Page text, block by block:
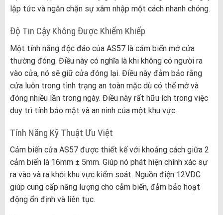
lập tức và ngăn chặn sự xâm nhập một cách nhanh chóng.
Độ Tin Cậy Không Được Khiếm Khiếp
Một tính năng độc đáo của AS57 là cảm biến mở cửa
thường đóng. Điều này có nghĩa là khi không có người ra
vào cửa, nó sẽ giữ cửa đóng lại. Điều này đảm bảo rằng
cửa luôn trong tình trạng an toàn mặc dù có thể mở và
đóng nhiều lần trong ngày. Điều này rất hữu ích trong việc
duy trì tính bảo mật và an ninh của một khu vực.
Tính Năng Kỹ Thuật Ưu Việt
Cảm biến cửa AS57 được thiết kế với khoảng cách giữa 2
cảm biến là 16mm ± 5mm. Giúp nó phát hiện chính xác sự
ra vào và ra khỏi khu vực kiểm soát. Nguồn điện 12VDC
giúp cung cấp năng lượng cho cảm biến, đảm bảo hoạt
động ổn định và liên tục.